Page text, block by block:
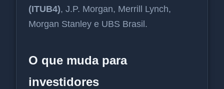
(ITUB4), J.P. Morgan, Merrill Lynch,
Morgan Stanley e UBS Brasil.
O que muda para
investidores